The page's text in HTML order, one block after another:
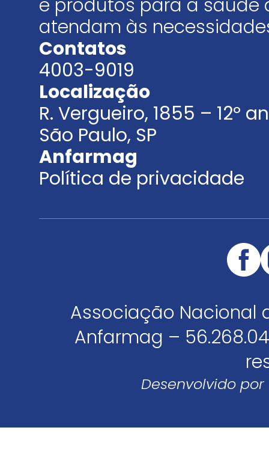
e produtos para a saúde
atendam às
Contatos
4003-9019
Localização
R. Vergueiro, 1855 – 12º
São Paulo, SP
Anfarmag
Política de privacidade
Associação Nacional
Anfarmag –
Desenvolvido por